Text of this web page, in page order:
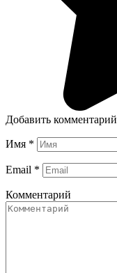
Добавить комментарий
Имя *
Email *
Комментарий